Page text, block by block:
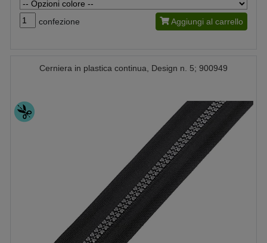
confezione Aggiungi al carrello
Cerniera in plastica continua, Design n. 5; 900949